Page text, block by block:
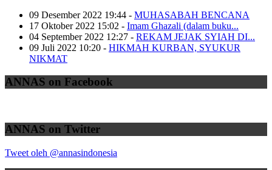
09 Desember 2022 19:44 - MUHASABAH BENCANA
17 Oktober 2022 15:02 - Imam Ghazali (dalam buku...
04 September 2022 12:27 - REKAM JEJAK SYIAH DI...
09 Juli 2022 10:20 - HIKMAH KURBAN, SYUKUR
NIKMAT
ANNAS on Facebook
ANNAS on Twitter
Tweet oleh @annasindonesia